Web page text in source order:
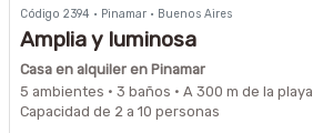
Código 2394 · Pinamar · Buenos Aires
Amplia y luminosa
Casa en alquiler en Pinamar
5 ambientes · 3 baños · A 300 m de la playa
Capacidad de 2 a 10 personas